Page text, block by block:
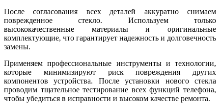
После согласования всех деталей аккуратно снимаем
поврежденное стекло. Используем только
высококачественные материалы и оригинальные
комплектующие, что гарантирует надежность и долговечность
замены.
Применяем профессиональные инструменты и технологии,
которые минимизируют риск повреждения других
компонентов устройства. После установки нового стекла
проводим тщательное тестирование всех функций телефона,
чтобы убедиться в исправности и высоком качестве ремонта.